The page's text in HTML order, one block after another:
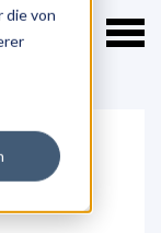
die von